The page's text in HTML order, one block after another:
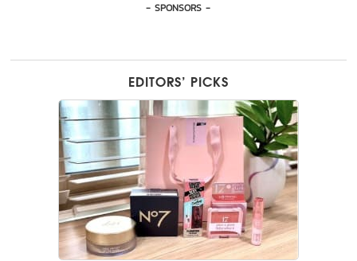
- SPONSORS -
EDITORS’ PICKS